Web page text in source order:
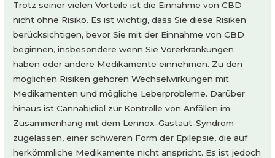
Trotz seiner vielen Vorteile ist die Einnahme von CBD
nicht ohne Risiko. Es ist wichtig, dass Sie diese Risiken
berücksichtigen, bevor Sie mit der Einnahme von CBD
beginnen, insbesondere wenn Sie Vorerkrankungen
haben oder andere Medikamente einnehmen. Zu den
möglichen Risiken gehören Wechselwirkungen mit
Medikamenten und mögliche Leberprobleme. Darüber
hinaus ist Cannabidiol zur Kontrolle von Anfällen im
Zusammenhang mit dem Lennox-Gastaut-Syndrom
zugelassen, einer schweren Form der Epilepsie, die auf
herkömmliche Medikamente nicht anspricht. Es ist jedoch